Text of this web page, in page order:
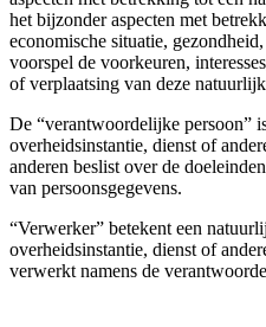
het bijzonder aspecten met
economische situatie,
voorspel de voorkeuren,
of verplaatsing van deze
De “verantwoordelijke persoon”
overheidsinstantie, dienst of
anderen beslist over de
van persoonsgegevens.
“Verwerker” betekent een
overheidsinstantie, dienst of
verwerkt namens de